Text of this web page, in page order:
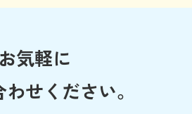
お気軽に
せください。